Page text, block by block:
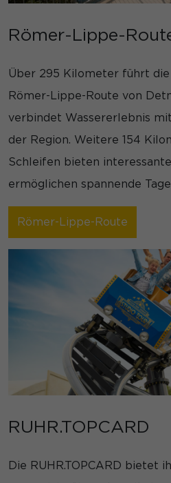
Römer-Lippe-
Über 295 Kilometer führt
Römer-Lippe-Route von
verbindet Wassererlebnis
der Region. Weitere 154
Schleifen bieten
ermöglichen spannende
Römer-Lippe-Route
RUHR.TOPCARD
Die RUHR.TOPCARD bietet